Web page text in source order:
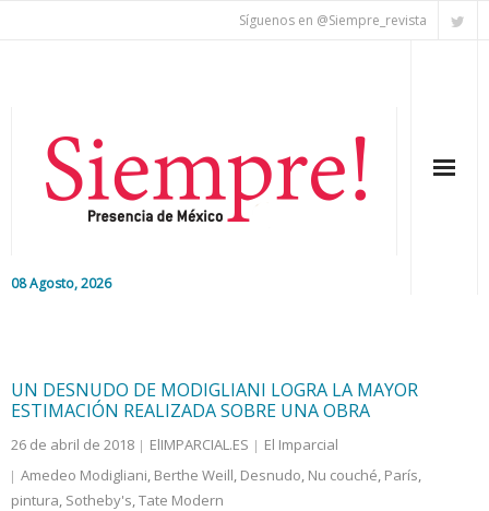
Síguenos en @Siempre_revista
08 Agosto, 2026
Colaboradores
UN DESNUDO DE MODIGLIANI LOGRA LA MAYOR
ESTIMACIÓN REALIZADA SOBRE UNA OBRA
26 de abril de 2018 ElIMPARCIAL.ES
El Imparcial
Amedeo Modigliani, Berthe Weill, Desnudo, Nu couché, París,
pintura, Sotheby's,Tate Modern